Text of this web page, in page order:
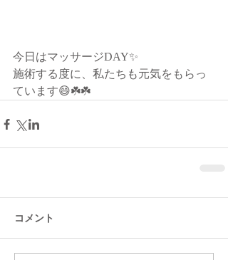
今日はマッサージDAY✨
施術する度に、私たちも元気をもらっ
ています😄☘️☘️
コメント